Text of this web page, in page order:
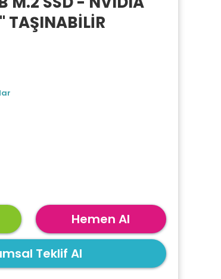
TAŞINABİLİR
Hemen Al
Teklif Al